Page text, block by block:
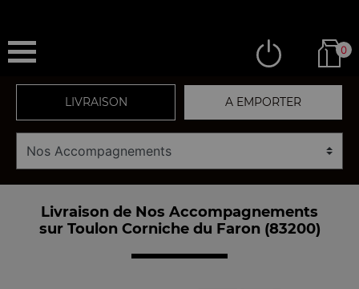
0
LIVRAISON A EMPORTER
Livraison de Nos Accompagnements
sur Toulon Corniche du Faron (83200)